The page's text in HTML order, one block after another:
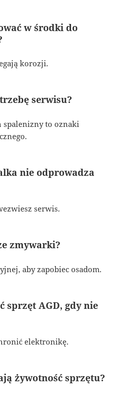
w środki do
korozji.
serwisu?
spalenizny to oznaki
nie odprowadza
serwis.
zmywarki?
aby zapobiec osadom.
sprzęt AGD, gdy nie
elektronikę.
żywotność sprzętu?